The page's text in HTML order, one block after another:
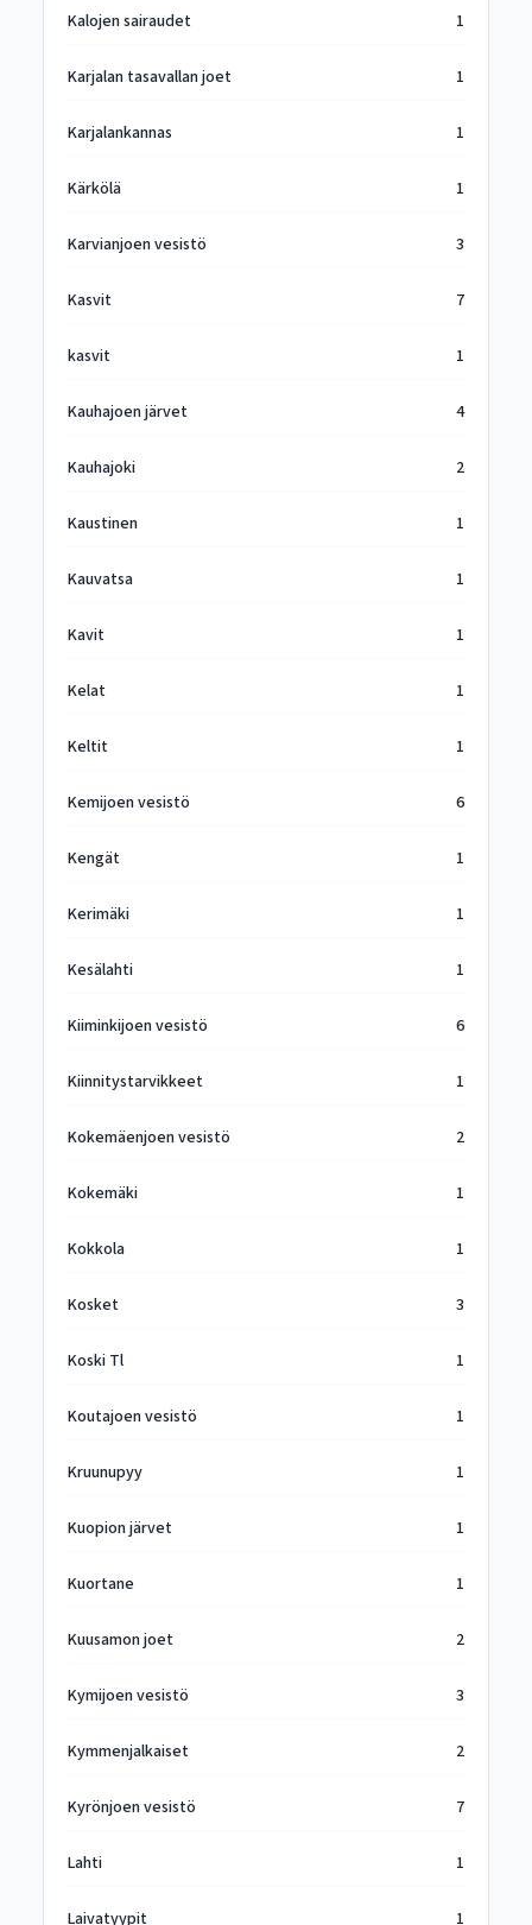
Kalojen sairaudet 1
Karjalan tasavallan joet 1
Karjalankannas 1
Kärkölä 1
Karvianjoen vesistö 3
Kasvit 7
kasvit 1
Kauhajoen järvet 4
Kauhajoki 2
Kaustinen 1
Kauvatsa 1
Kavit 1
Kelat 1
Keltit 1
Kemijoen vesistö 6
Kengät 1
Kerimäki 1
Kesälahti 1
Kiiminkijoen vesistö 6
Kiinnitystarvikkeet 1
Kokemäenjoen vesistö 2
Kokemäki 1
Kokkola 1
Kosket 3
Koski Tl 1
Koutajoen vesistö 1
Kruunupyy 1
Kuopion järvet 1
Kuortane 1
Kuusamon joet 2
Kymijoen vesistö 3
Kymmenjalkaiset 2
Kyrönjoen vesistö 7
Lahti 1
Laivatyypit 1